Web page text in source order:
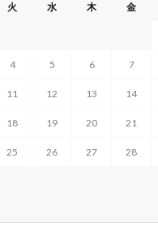
火 水 木 金
4 5 6 7
11 12 13 14
18 19 20 21
25 26 27 28